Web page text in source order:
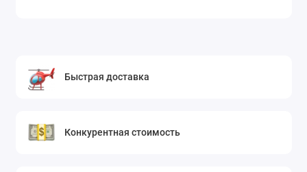
Быстрая доставка
Конкурентная стоимость